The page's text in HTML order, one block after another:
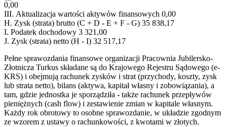
0,00
III. Aktualizacja wartości aktywów finansowych 0,00
H. Zysk (strata) brutto (C + D - E + F - G) 35 838,17
I. Podatek dochodowy 3 321,00
J. Zysk (strata) netto (H - I) 32 517,17
Pełne sprawozdania finansowe organizacji Pracownia Jubilersko-
Złotnicza Turkus składane są do Krajowego Rejestru Sądowego (e-
KRS) i obejmują rachunek zysków i strat (przychody, koszty, zysk
lub strata netto), bilans (aktywa, kapitał własny i zobowiązania), a
tam, gdzie jednostka je sporządziła - także rachunek przepływów
pieniężnych (cash flow) i zestawienie zmian w kapitale własnym.
Każdy rok obrotowy to osobne sprawozdanie, w układzie zgodnym
ze wzorem z ustawy o rachunkowości, z kwotami w złotych.